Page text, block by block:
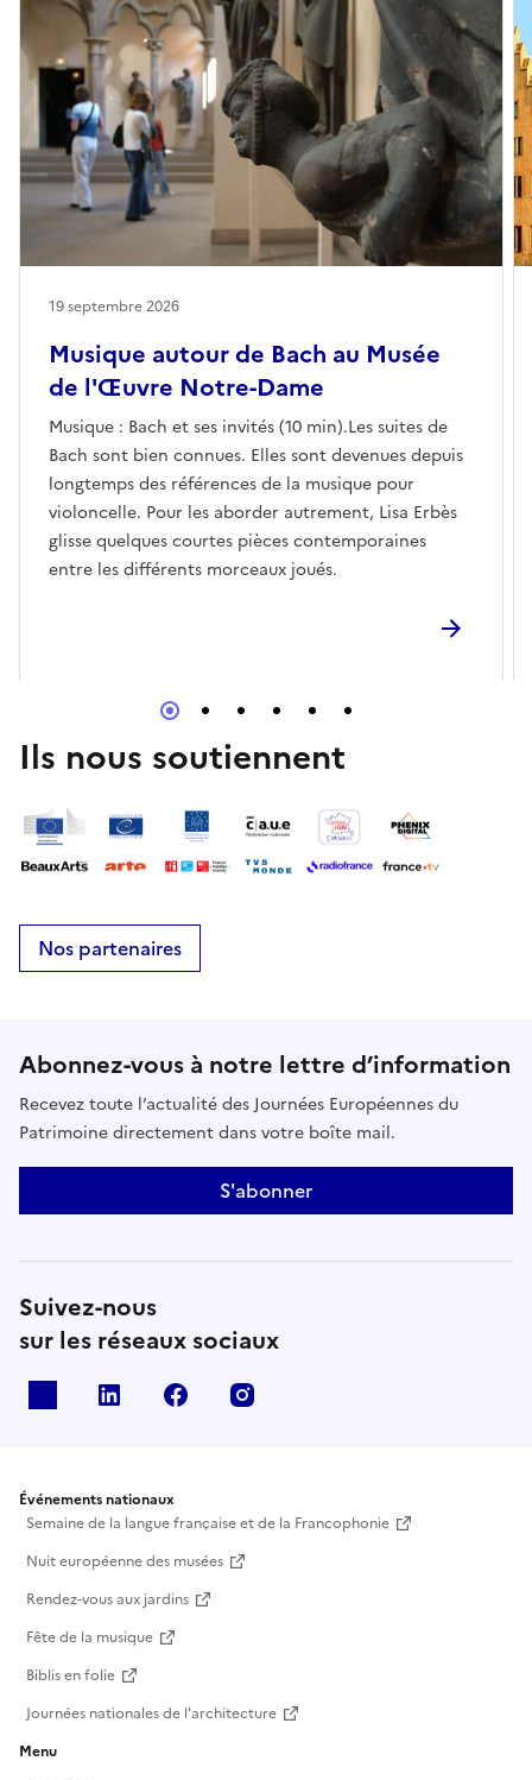
Musique autour de Bach au Musée
de l'Œuvre Notre-Dame
Musique : Bach et ses invités (10 min).Les suites de
Bach sont bien connues. Elles sont devenues depuis
longtemps des références de la musique pour
violoncelle. Pour les aborder autrement, Lisa Erbès
glisse quelques courtes pièces contemporaines
entre les différents morceaux joués.
19 septembre 2026
Ils nous soutiennent
Nos partenaires
Abonnez-vous à notre lettre d’information
Recevez toute l’actualité des Journées Européennes du
Patrimoine directement dans votre boîte mail.
S'abonner
Suivez-nous
sur les réseaux sociaux
Linkedin Facebook
Événements nationaux
Semaine de la langue française et de la Francophonie
Nuit européenne des musées
Rendez-vous aux jardins
Fête de la musique
Biblis en folie
Journées nationales de l'architecture
Menu